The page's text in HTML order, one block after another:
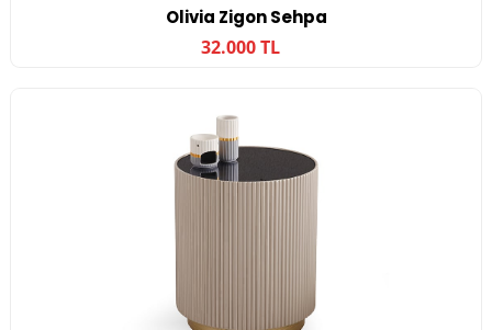
Olivia Zigon Sehpa
32.000 TL